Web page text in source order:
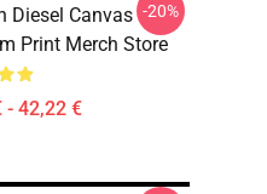
Diesel Canvas
Print Merch Store
- 42,22 €
-20%